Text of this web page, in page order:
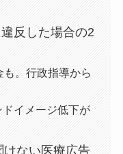
反した場合の2
。行政指導から
イメージ低下が
けない医療広告